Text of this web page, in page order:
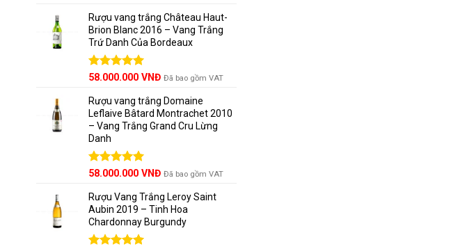
là:
65.000.000 VNĐ.
tại
là:
62.500.000 VNĐ.
Rượu vang trắng Château Haut-
Brion Blanc 2016 – Vang Trắng
Trứ Danh Của Bordeaux
Được xếp
5 sao
58.000.000 VNĐ Đã bao gồm VAT
Rượu vang trắng Domaine
Leflaive Bâtard Montrachet 2010
– Vang Trắng Grand Cru Lừng
Danh
Được xếp
5 sao
58.000.000 VNĐ Đã bao gồm VAT
Rượu Vang Trắng Leroy Saint
Aubin 2019 – Tinh Hoa
Chardonnay Burgundy